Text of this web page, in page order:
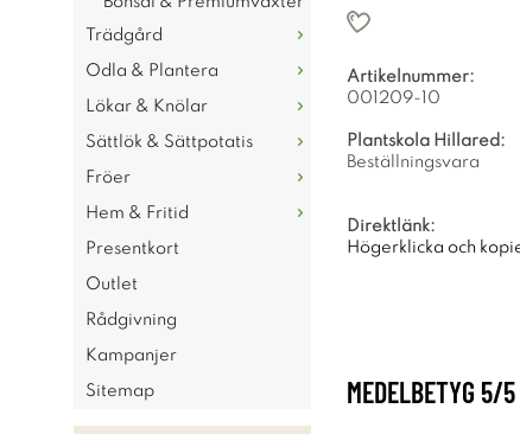
Trädgård
Odla & Plantera
Lökar & Knölar
Sättlök & Sättpotatis
Fröer
Hem & Fritid
Presentkort
Outlet
Rådgivning
Kampanjer
Sitemap
Artikelnummer:
001209-10
Plantskola Hillared:
Beställningsvara
Direktlänk:
Högerklicka och
MEDELBETYG 5/5